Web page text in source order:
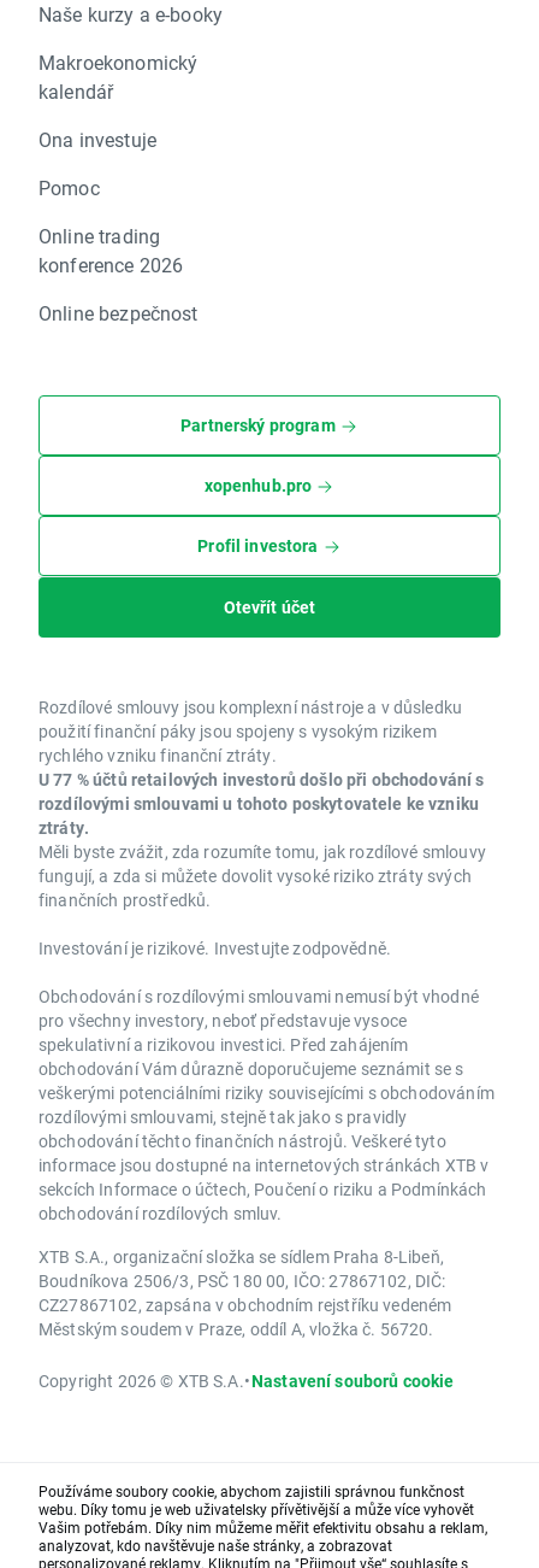
Naše kurzy a e-booky
Makroekonomický
kalendář
Ona investuje
Pomoc
Online trading
konference 2026
Online bezpečnost
Partnerský program
xopenhub.pro
Profil investora
Otevřít účet
Rozdílové smlouvy jsou komplexní nástroje a v důsledku
použití finanční páky jsou spojeny s vysokým rizikem
rychlého vzniku finanční ztráty.
U 77 % účtů retailových investorů došlo při obchodování s
rozdílovými smlouvami u tohoto poskytovatele ke vzniku
ztráty.
Měli byste zvážit, zda rozumíte tomu, jak rozdílové smlouvy
fungují, a zda si můžete dovolit vysoké riziko ztráty svých
finančních prostředků.
Investování je rizikové. Investujte zodpovědně.
Obchodování s rozdílovými smlouvami nemusí být vhodné
pro všechny investory, neboť představuje vysoce
spekulativní a rizikovou investici. Před zahájením
obchodování Vám důrazně doporučujeme seznámit se s
veškerými potenciálními riziky souvisejícími s obchodováním
rozdílovými smlouvami, stejně tak jako s pravidly
obchodování těchto finančních nástrojů. Veškeré tyto
informace jsou dostupné na internetových stránkách XTB v
sekcích Informace o účtech, Poučení o riziku a Podmínkách
obchodování rozdílových smluv.
XTB S.A., organizační složka se sídlem Praha 8-Libeň,
Boudníkova 2506/3, PSČ 180 00, IČO: 27867102, DIČ:
CZ27867102, zapsána v obchodním rejstříku vedeném
Městským soudem v Praze, oddíl A, vložka č. 56720.
Copyright 2026 © XTB S.A.•Nastavení souborů cookie
Používáme soubory cookie, abychom zajistili správnou funkčnost
webu. Díky tomu je web uživatelsky přívětivější a může více vyhovět
Vašim potřebám. Díky nim můžeme měřit efektivitu obsahu a reklam,
analyzovat, kdo navštěvuje naše stránky, a zobrazovat
personalizované reklamy. Kliknutím na "Přijmout vše“ souhlasíte s